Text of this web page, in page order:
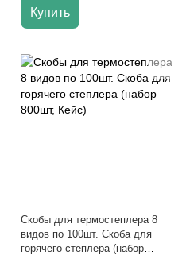
Купить
Скобы для термостеплера 8
видов по 100шт. Скоба для
горячего степлера (набор